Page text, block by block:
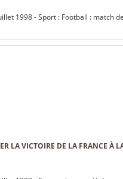
1998 - Sport : Football : match
LA VICTOIRE DE LA FRANCE À